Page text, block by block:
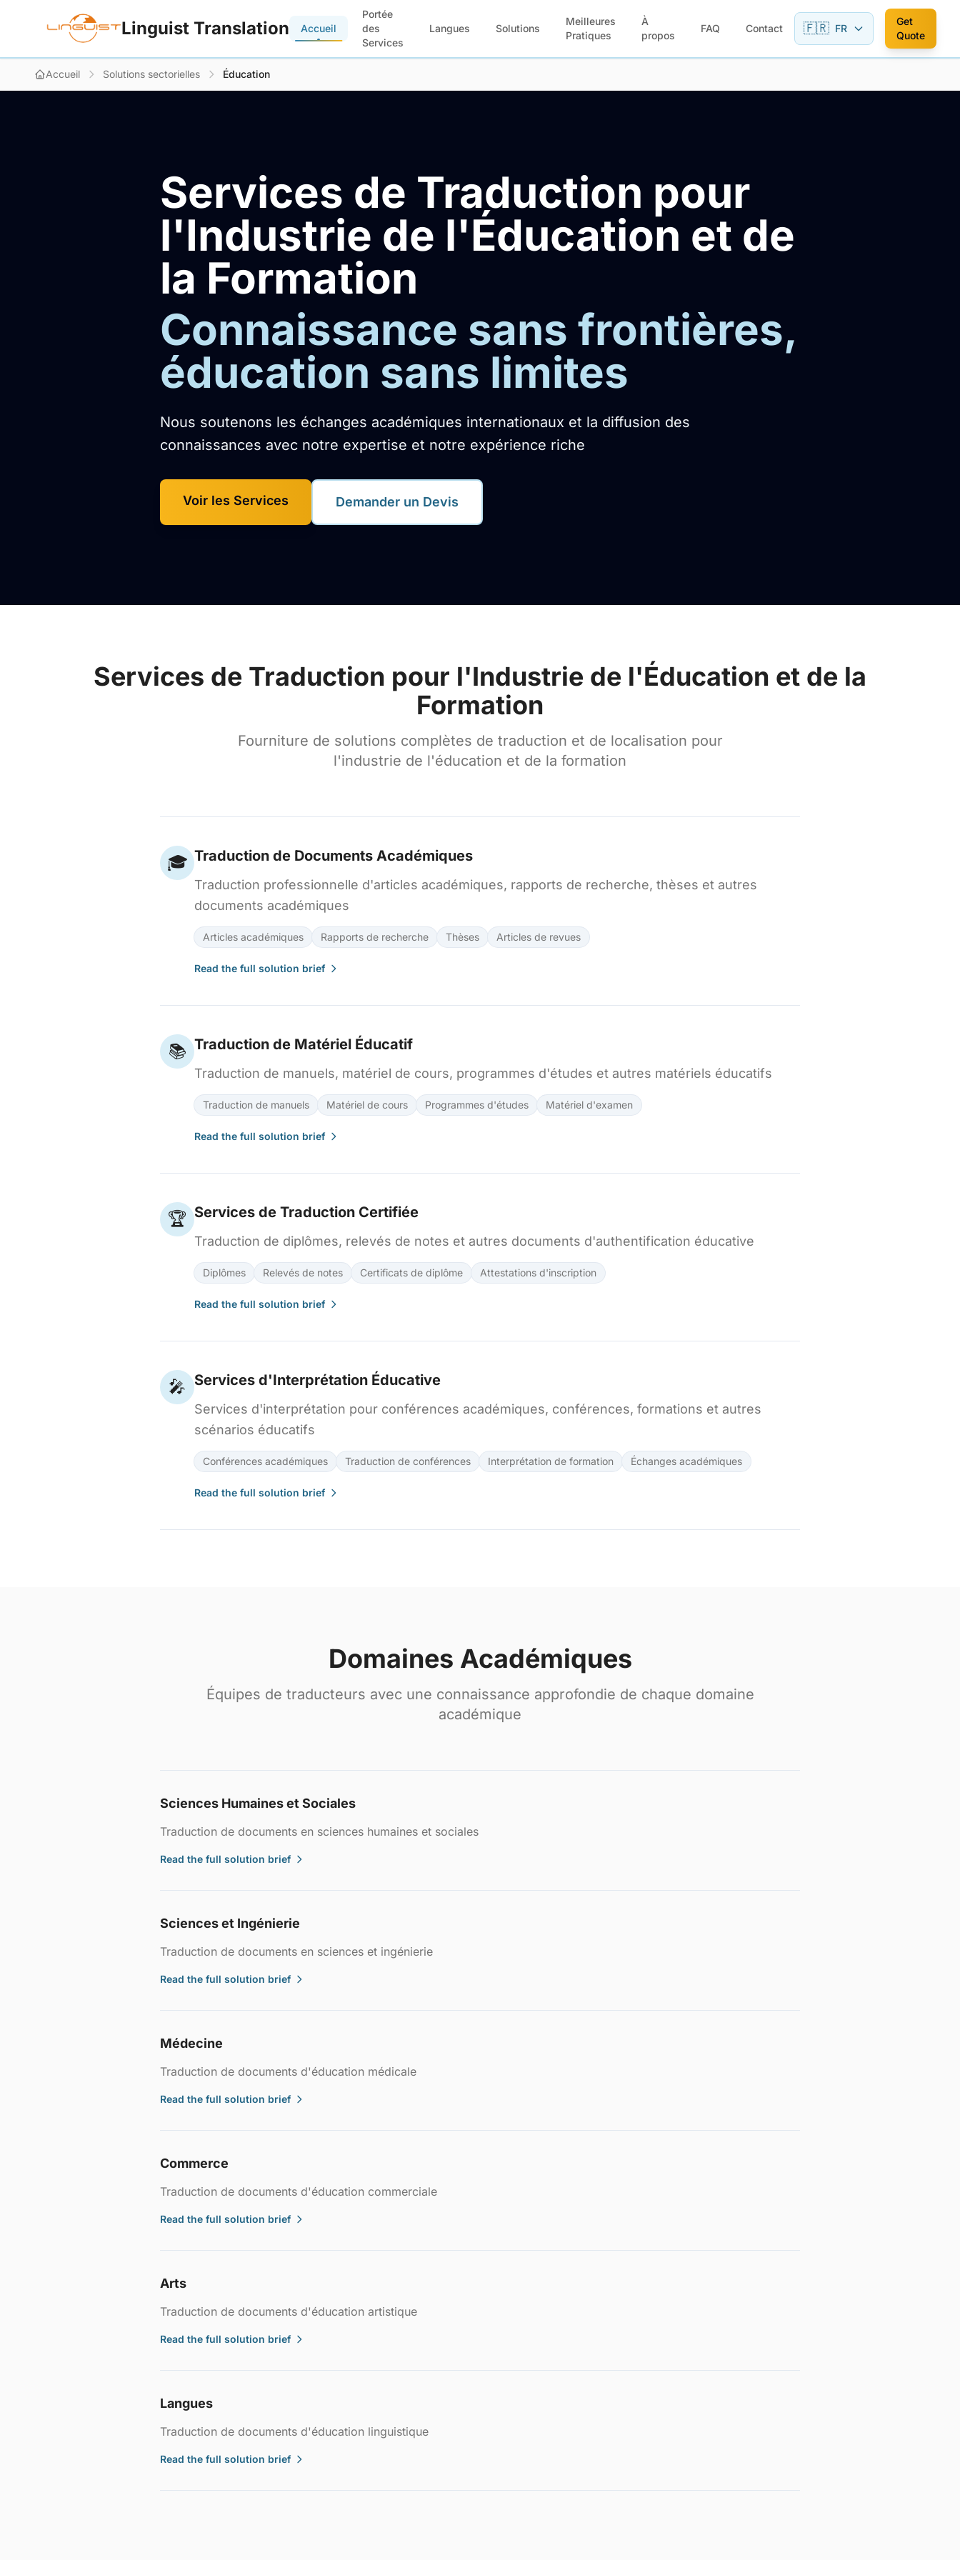
Linguist Translation Accueil
Portée
des
Services
Langues Solutions
Meilleures
Pratiques
À
propos
FAQ Contact 🇫🇷 FR
Get
Quote
Accueil Solutions sectorielles Éducation
Services de Traduction pour
l'Industrie de l'Éducation et de
la Formation
Connaissance sans frontières,
éducation sans limites
Nous soutenons les échanges académiques internationaux et la diffusion des
connaissances avec notre expertise et notre expérience riche
Voir les Services Demander un Devis
Services de Traduction pour l'Industrie de l'Éducation et de la
Formation
Fourniture de solutions complètes de traduction et de localisation pour
l'industrie de l'éducation et de la formation
🎓 Traduction de Documents Académiques
Traduction professionnelle d'articles académiques, rapports de recherche, thèses et autres
documents académiques
Articles académiques Rapports de recherche Thèses Articles de revues
Read the full solution brief
📚 Traduction de Matériel Éducatif
Traduction de manuels, matériel de cours, programmes d'études et autres matériels éducatifs
Traduction de manuels Matériel de cours Programmes d'études Matériel d'examen
Read the full solution brief
🏆 Services de Traduction Certifiée
Traduction de diplômes, relevés de notes et autres documents d'authentification éducative
Diplômes Relevés de notes Certificats de diplôme Attestations d'inscription
Read the full solution brief
🎤 Services d'Interprétation Éducative
Services d'interprétation pour conférences académiques, conférences, formations et autres
scénarios éducatifs
Conférences académiques Traduction de conférences Interprétation de formation Échanges académiques
Read the full solution brief
Domaines Académiques
Équipes de traducteurs avec une connaissance approfondie de chaque domaine
académique
Sciences Humaines et Sociales
Traduction de documents en sciences humaines et sociales
Read the full solution brief
Sciences et Ingénierie
Traduction de documents en sciences et ingénierie
Read the full solution brief
Médecine
Traduction de documents d'éducation médicale
Read the full solution brief
Commerce
Traduction de documents d'éducation commerciale
Read the full solution brief
Arts
Traduction de documents d'éducation artistique
Read the full solution brief
Langues
Traduction de documents d'éducation linguistique
Read the full solution brief